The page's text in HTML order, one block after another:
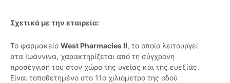
Σχετικά με την εταιρεία:
Το φαρμακείο West Pharmacies II, το οποίο λειτουργεί
στα Ιωάννινα, χαρακτηρίζεται από τη σύγχρονη
προσέγγισή του στον χώρο της υγείας και της ευεξίας.
Είναι τοποθετημένο στο 11ο χιλιόμετρο της οδού